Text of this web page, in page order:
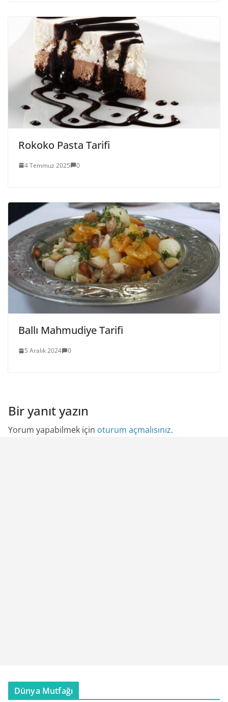
Rokoko Pasta Tarifi
4 Temmuz 2025 0
Ballı Mahmudiye Tarifi
5 Aralık 2024 0
Bir yanıt yazın
Yorum yapabilmek için oturum açmalısınız.
Dünya Mutfağı